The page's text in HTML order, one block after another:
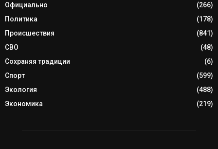
Официально
(266)
Политика
(178)
Происшествия
(841)
СВО
(48)
Сохраняя традиции
(6)
Спорт
(599)
Экология
(488)
Экономика
(219)